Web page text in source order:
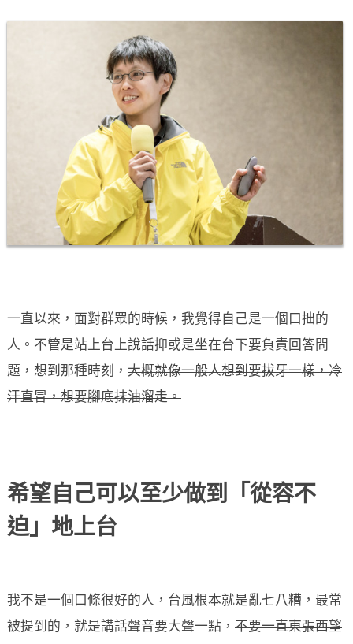
一直以來，面對群眾的時候，我覺得自己是一個口拙的
人。不管是站上台上說話抑或是坐在台下要負責回答問
題，想到那種時刻， 大概就像一般人想到要拔牙一樣，冷
汗直冒，想要腳底抹油溜走。
希望自己可以至少做到「從容不
迫」地上台
我不是一個口條很好的人，台風根本就是亂七八糟，最常
被提到的，就是講話聲音要大聲一點， 不要一直東張西望